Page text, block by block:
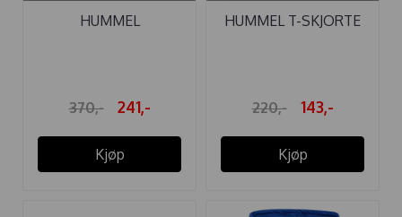
HUMMEL
370,- 241,-
Kjøp
HUMMEL T-SKJORTE
220,- 143,-
Kjøp